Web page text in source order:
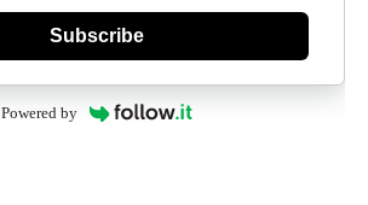
Subscribe
Powered by